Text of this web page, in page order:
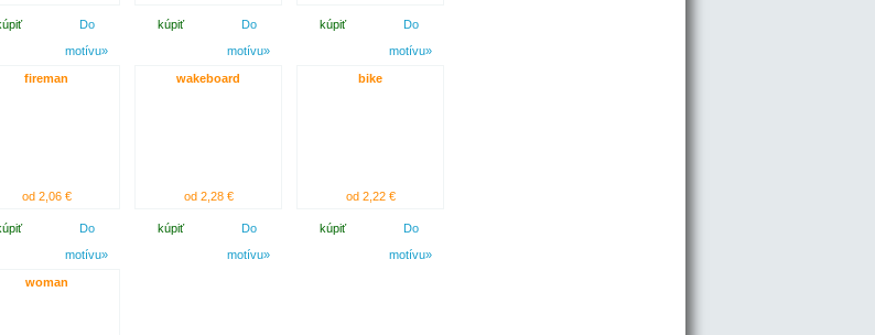
Do
motívu»
kúpiť
Do
motívu»
kúpiť
Do
motívu»
fireman
od 2,06 €
Do
motívu»
wakeboard
od 2,28 €
kúpiť
Do
motívu»
bike
od 2,22 €
kúpiť
Do
motívu»
woman